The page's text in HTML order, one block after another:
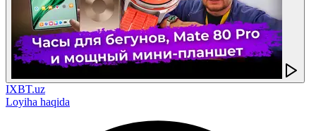
IXBT.uz
Loyiha haqida